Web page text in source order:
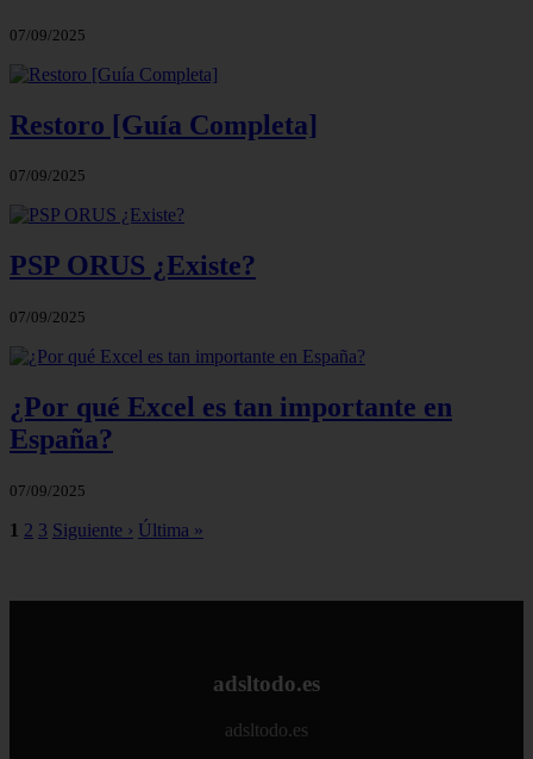
07/09/2025
Restoro [Guía Completa]
07/09/2025
PSP ORUS ¿Existe?
07/09/2025
¿Por qué Excel es tan importante en
España?
07/09/2025
1 2 3 Siguiente › Última »
adsltodo.es
adsltodo.es